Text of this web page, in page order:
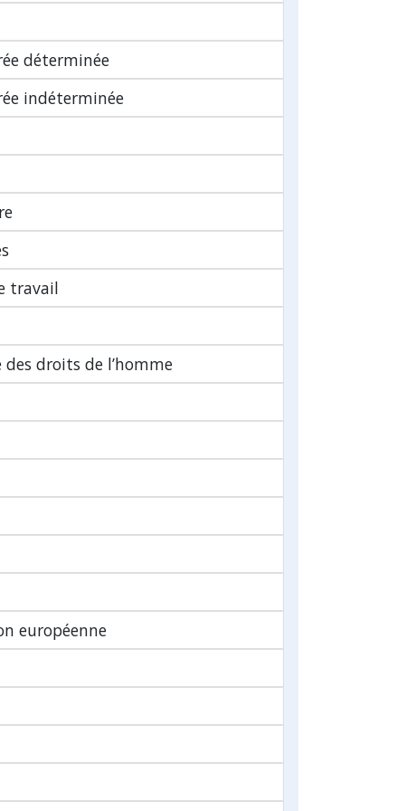
déterminée
indéterminée
travail
droits de l’homme
européenne